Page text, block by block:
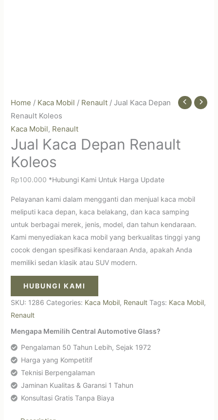
Home / Kaca Mobil / Renault/ Jual Kaca Depan
Renault Koleos
Kaca Mobil, Renault
Jual Kaca Depan Renault
Koleos
Rp100.000 *Hubungi Kami Untuk Harga Update
Pelayanan kami dalam mengganti dan menjual kaca mobil
meliputi kaca depan, kaca belakang, dan kaca samping
untuk berbagai merek, jenis, model, dan tahun kendaraan.
Kami menyediakan kaca mobil yang berkualitas tinggi yang
cocok dengan spesifikasi kendaraan Anda, apakah Anda
memiliki sedan klasik atau SUV modern.
HUBUNGI KAMI
SKU: 1286 Categories: Kaca Mobil, Renault Tags: Kaca Mobil,
Renault
Mengapa Memilih Central Automotive Glass?
Pengalaman 50 Tahun Lebih, Sejak 1972
Harga yang Kompetitif
Teknisi Berpengalaman
Jaminan Kualitas & Garansi 1 Tahun
Konsultasi Gratis Tanpa Biaya